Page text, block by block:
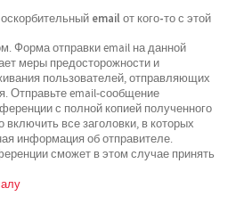
email от кого-то с этой
Форма отправки email на данной
меры предосторожности и
пользователей, отправляющих
Отправьте email-сообщение
с полной копией полученного
все заголовки, в которых
информация об отправителе.
сможет в этом случае принять